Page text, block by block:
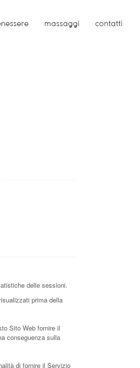
massaggi contatti
delle sessioni.
prima della
Sito Web fornire il
conseguenza sulla
di fornire il Servizio